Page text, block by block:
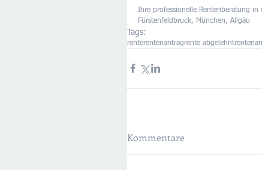
Ihre professionelle Rentenberatung in
Fürstenfeldbruck, München, Allgäu
Tags:
renterentenantragrente abgelehnt
Kommentare